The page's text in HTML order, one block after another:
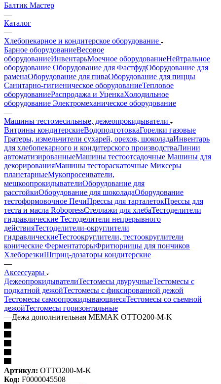
Балтик Мастер
—
Каталог
—
Хлебопекарное и кондитерское оборудование
Барное оборудованиеВесовое
оборудованиеИнвентарьМоечное оборудованиеНейтральное
оборудование Оборудование для ФастфудОборудование для
раменаОборудование для пиваОборудование для пиццы
Санитарно-гигиеническое оборудованиеТепловое
оборудованиеРаспродажа и УценкаХолодильное
оборудование Электромеханическое оборудование
—
Машины тестомесильные, дежеопрокидыватели
Витрины кондитерскиеВодоподготовкаГорелки газовые
Гратеры, измельчители сухарей, орехов, шоколадаИнвентарь
для хлебопекарного и кондитерского производстваЛинии
автоматизированныеМашины тестоотсадочные Машины для
декорированияМашины тестораскаточные Миксеры
планетарныеМукопросеиватели,
мешкоопрокидывателиОборудование для
расстойкиОборудование для шоколадаОборудование
тестоформовочное ПечиПрессы для тарталетокПрессы для
теста и масла RobopressСтеллажи для хлебаТестоделители
гидравлические Тестоделители непрерывного
действияТестоделители-округлители
гидравлическиеТестоокруглители, тестоокруглители
конические ФерментаторыФритюрницы для пончиков
ХлеборезкиШприц-дозаторы кондитерские
—
Аксессуары
ДежеопрокидывателиТестомесы двуручныеТестомесы с
подкатной дежойТестомесы с фиксированной дежой
Тестомесы самоопрокидывающиесяТестомесы со съемной
дежойТестомесы горизонтальные
—Дежа дополнительная MEMAK OTTO200-M-K
Артикул: OTTO200-M-K
Код: F0000045508